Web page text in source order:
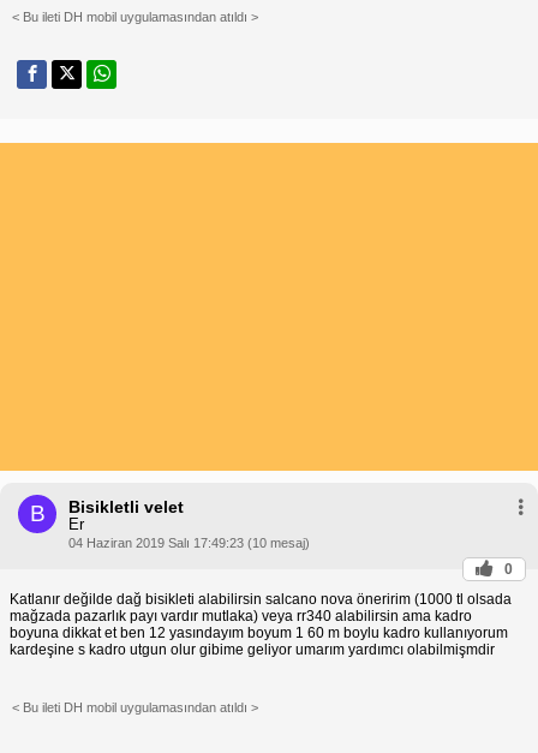
< Bu ileti DH mobil uygulamasından atıldı >
B Bisikletli velet
Er
04 Haziran 2019 Salı 17:49:23 (10 mesaj)
0
Katlanır değilde dağ bisikleti alabilirsin salcano nova öneririm (1000 tl olsada
mağzada pazarlık payı vardır mutlaka) veya rr340 alabilirsin ama kadro
boyuna dikkat et ben 12 yasındayım boyum 1 60 m boylu kadro kullanıyorum
kardeşine s kadro utgun olur gibime geliyor umarım yardımcı olabilmişmdir
< Bu ileti DH mobil uygulamasından atıldı >